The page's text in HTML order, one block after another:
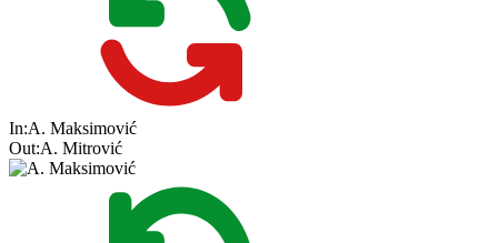
In:A. Maksimović
Out:A. Mitrović